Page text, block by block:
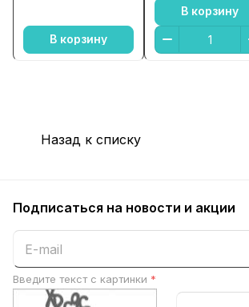
В корзину
В корзину
Назад к списку
Подписаться на новости и акции
Введите текст с картинки *